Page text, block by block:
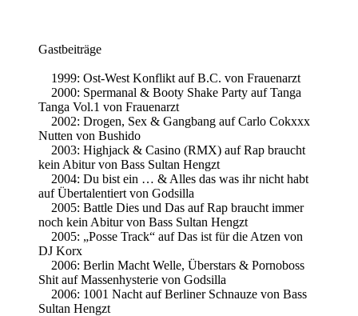
Gastbeiträge
1999: Ost-West Konflikt auf B.C. von Frauenarzt
2000: Spermanal & Booty Shake Party auf Tanga
Tanga Vol.1 von Frauenarzt
2002: Drogen, Sex & Gangbang auf Carlo Cokxxx
Nutten von Bushido
2003: Highjack & Casino (RMX) auf Rap braucht
kein Abitur von Bass Sultan Hengzt
2004: Du bist ein … & Alles das was ihr nicht habt
auf Übertalentiert von Godsilla
2005: Battle Dies und Das auf Rap braucht immer
noch kein Abitur von Bass Sultan Hengzt
2005: „Posse Track“ auf Das ist für die Atzen von
DJ Korx
2006: Berlin Macht Welle, Überstars & Pornoboss
Shit auf Massenhysterie von Godsilla
2006: 1001 Nacht auf Berliner Schnauze von Bass
Sultan Hengzt